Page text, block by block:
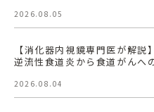
2026.08.05
【消化器内視鏡専門医が解説
逆流性食道炎から食道がんへ
2026.08.04